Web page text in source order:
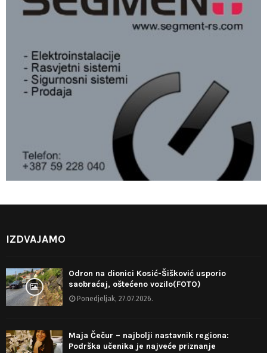
IZDVAJAMO
Odron na dionici Kosić-Šišković usporio
saobraćaj, oštećeno vozilo(FOTO)
Ponedjeljak, 27.07.2026.
Maja Čečur – najbolji nastavnik regiona:
Podrška učenika je najveće priznanje